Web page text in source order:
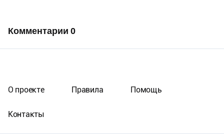
Комментарии 0
О проекте Правила Помощь
Контакты